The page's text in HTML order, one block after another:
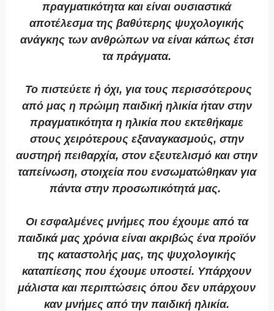
πραγματικότητα και είναι ουσιαστικά
αποτέλεσμα της βαθύτερης ψυχολογικής
ανάγκης των ανθρώπων να είναι κάπως έτσι
τα πράγματα.
Το πιστεύετε ή όχι, για τους περισσότερους
από μας η πρώιμη παιδική ηλικία ήταν στην
πραγματικότητα η ηλικία που εκτεθήκαμε
στους χειρότερους εξαναγκασμούς, στην
αυστηρή πειθαρχία, στον εξευτελισμό και στην
ταπείνωση, στοιχεία που ενσωματώθηκαν για
πάντα στην προσωπικότητά μας.
Οι εσφαλμένες μνήμες που έχουμε από τα
παιδικά μας χρόνια είναι ακριβώς ένα προϊόν
της καταστολής μας, της ψυχολογικής
καταπίεσης που έχουμε υποστεί. Υπάρχουν
μάλιστα και περιπτώσεις όπου δεν υπάρχουν
καν μνήμες από την παιδική ηλικία.